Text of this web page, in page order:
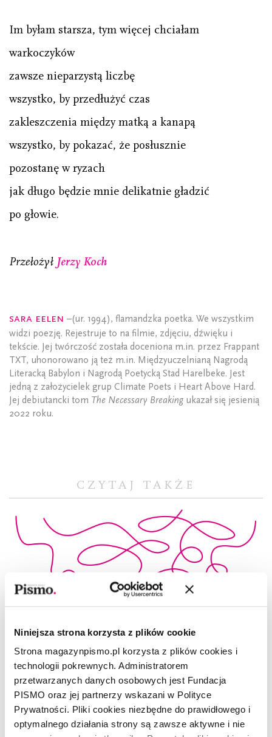
Niniejsza strona korzysta z plików cookie
Strona magazynpismo.pl korzysta z plików cookies i
technologii pokrewnych. Administratorem
przetwarzanych danych osobowych jest Fundacja
PISMO oraz jej partnerzy wskazani w Polityce
Prywatności. Pliki cookies niezbędne do prawidłowego i
optymalnego działania strony są zawsze aktywne i nie
Im byłam starsza, tym więcej chciałam
warkoczyków
zawsze nieparzystą liczbę
wszystko, by przedłużyć czas
zakleszczenia między matką a kanapą
wszystko, by pokazać, że posłusznie
pozostanę w ryzach
jak długo będzie mnie delikatnie gładzić
po głowie.
Przełożył Jerzy Koch
Sara Eelen –(ur. 1994), flamandzka poetka. We wszystkim
widzi poezję. Rejestruje to na filmie, zdjęciu, dźwięku i
tekście. Jej twórczość została doceniona m.in. przez Frappant
TXT, uhonorowano ją też m.in. Międzyuczelnianą Nagrodą
Literacką Babylon i Nagrodą Poetycką Stad Harelbeke. Jest
jedną z założycielek grup Climate Poets i Heart Above Hard.
Jej debiutancki tom The Necessary Breaking ukazał się jesienią
2022 roku.
CZYTAJ TAKŻE